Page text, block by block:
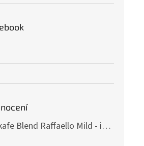
Prokafe Blend Raffaello Mild - italská zrnková káva- Akce 1kg
produktu je 5 z 5 hvězdiček.